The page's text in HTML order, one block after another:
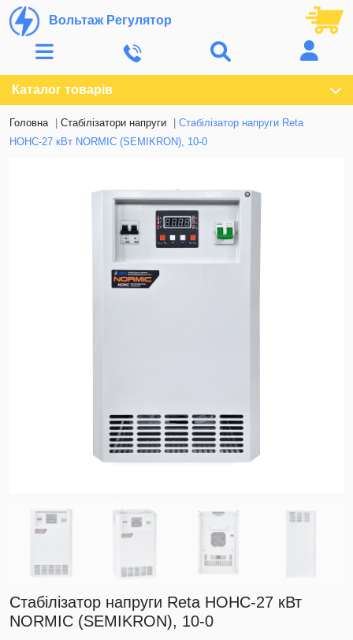
Вольтаж Регулятор
Каталог товарів
Головна Стабілізатори напруги
Стабілізатор напруги Reta
НОНС-27 кВт NORMIC (SEMIKRON), 10-0
Стабілізатор напруги Reta НОНС-27 кВт
NORMIC (SEMIKRON), 10-0